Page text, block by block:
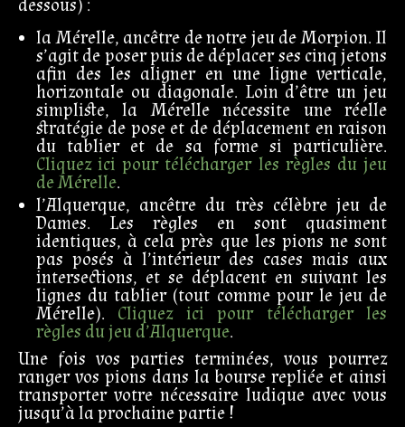
dessous) :
la Mérelle, ancêtre de notre jeu de Morpion. Il
s’agit de poser puis de déplacer ses cinq jetons
afin des les aligner en une ligne verticale,
horizontale ou diagonale. Loin d’être un jeu
simpliste, la Mérelle nécessite une réelle
stratégie de pose et de déplacement en raison
du tablier et de sa forme si particulière.
Cliquez ici pour télécharger les règles du jeu
de Mérelle.
l’Alquerque, ancêtre du très célèbre jeu de
Dames. Les règles en sont quasiment
identiques, à cela près que les pions ne sont
pas posés à l’intérieur des cases mais aux
intersections, et se déplacent en suivant les
lignes du tablier (tout comme pour le jeu de
Mérelle). Cliquez ici pour télécharger les
règles du jeu d’Alquerque.
Une fois vos parties terminées, vous pourrez
ranger vos pions dans la bourse repliée et ainsi
transporter votre nécessaire ludique avec vous
jusqu’à la prochaine partie !